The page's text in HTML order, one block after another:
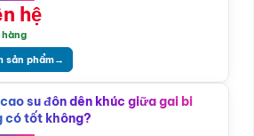
hệ
sản phẩm→
su đôn dên khúc giữa gai bi
có tốt không?